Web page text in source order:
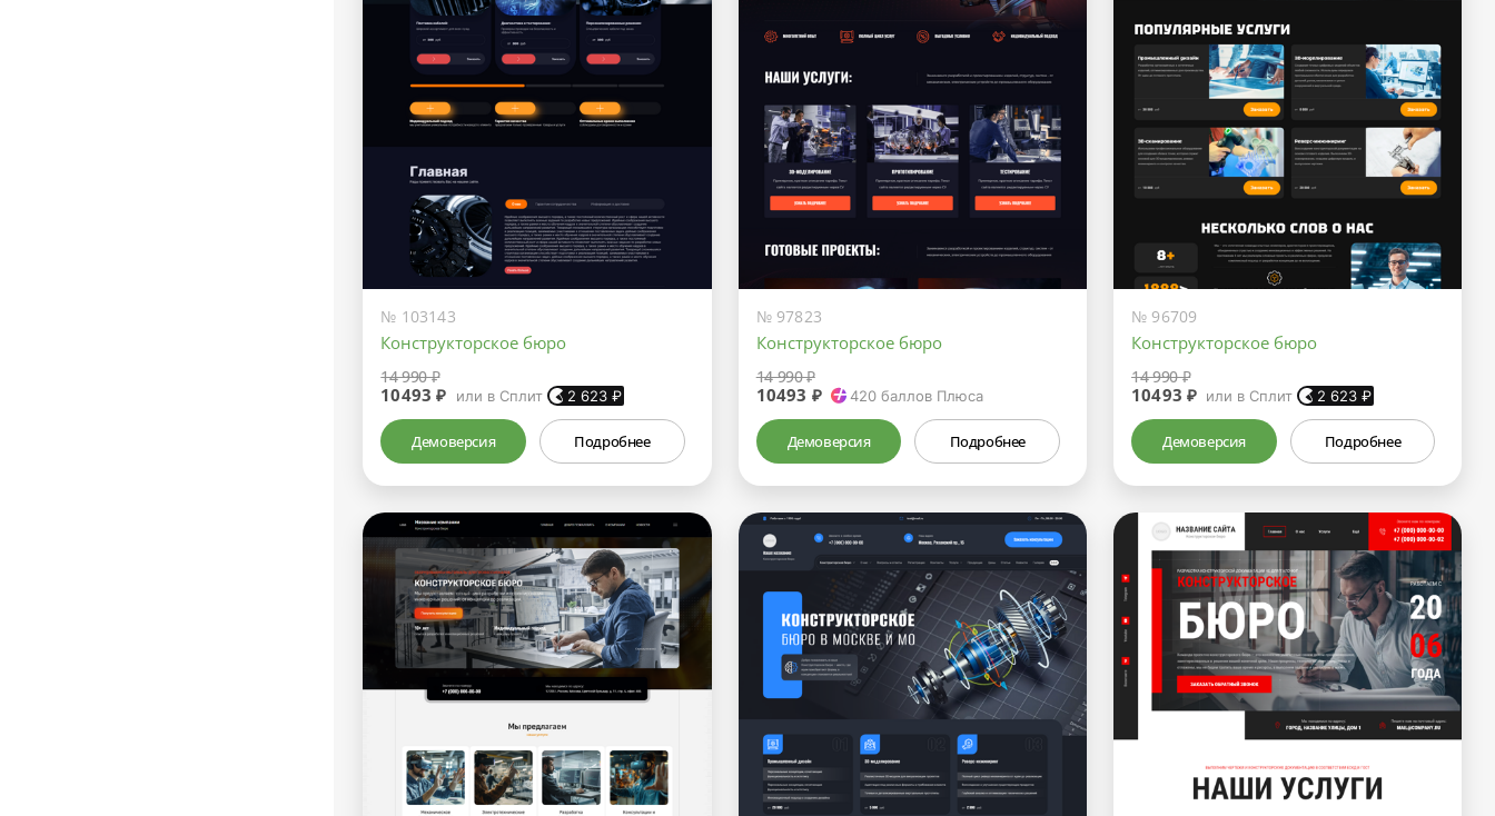
№ 103143
Конструкторское бюро
14 990 ₽
10493 ₽ или в Сплит 2 623₽
Демоверсия Подробнее
№ 97823
Конструкторское бюро
14 990 ₽
10493 ₽ 420 баллов Плюса
Демоверсия Подробнее
№ 96709
Конструкторское бюро
14 990 ₽
10493 ₽ или в Сплит 2 623 ₽
Демоверсия Подробнее